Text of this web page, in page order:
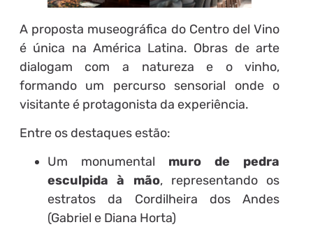
A proposta museográfica do Centro del Vino
é única na América Latina. Obras de arte
dialogam com a natureza e o vinho,
formando um percurso sensorial onde o
visitante é protagonista da experiência.
Entre os destaques estão:
Um monumental muro de pedra
esculpida à mão, representando os
estratos da Cordilheira dos Andes
(Gabriel e Diana Horta)